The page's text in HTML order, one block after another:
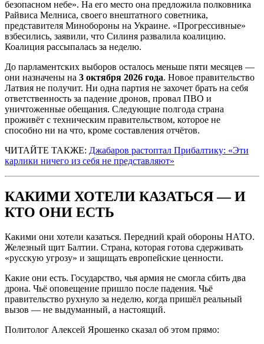
безопасном небе». На его место она предложила полковника
Райвиса Мелниса, своего внештатного советника,
представителя Минобороны на Украине. «Прогрессивные»
взбесились, заявили, что Силиня развалила коалицию.
Коалиция рассыпалась за неделю.
До парламентских выборов осталось меньше пяти месяцев —
они назначены на 3 октября 2026 года. Новое правительство
Латвия не получит. Ни одна партия не захочет брать на себя
ответственность за падение дронов, провал ПВО и
уничтоженные обещания. Следующие полгода страна
проживёт с техническим правительством, которое не
способно ни на что, кроме составления отчётов.
ЧИТАЙТЕ ТАКЖЕ: Джабаров растоптал Прибалтику: «Эти
карлики ничего из себя не представляют»
КАКИМИ ХОТЕЛИ КАЗАТЬСЯ — И
КТО ОНИ ЕСТЬ
Какими они хотели казаться. Передний край обороны НАТО.
Железный щит Балтии. Страна, которая готова сдерживать
«русскую угрозу» и защищать европейские ценности.
Какие они есть. Государство, чья армия не смогла сбить два
дрона. Чьё оповещение пришло после падения. Чьё
правительство рухнуло за неделю, когда пришёл реальный
вызов — не выдуманный, а настоящий.
Политолог Алексей Ярошенко сказал об этом прямо: